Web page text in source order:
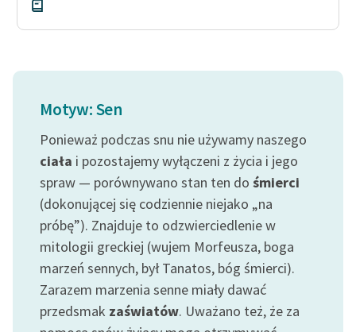
Feministyczne inspiracje.
feministycznej
Ręce pełne poezji
Kolekcje edukacyjne
twórców przechodzących
do domeny publicznej,
lektur szkolnych oraz
Starego Testamentu
Odkurzamy bohaterów
Szkoła Poezji Wolnych
Motyw: Sen
Ponieważ podczas snu nie używamy naszego
ciała i pozostajemy wyłączeni z życia i jego
spraw — porównywano stan ten do śmierci
(dokonującej się codziennie niejako „na
próbę”). Znajduje to odzwierciedlenie w
mitologii greckiej (wujem Morfeusza, boga
marzeń sennych, był Tanatos, bóg śmierci).
Zarazem marzenia senne miały dawać
przedsmak zaświatów. Uważano też, że za